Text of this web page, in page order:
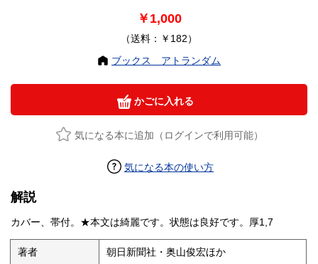
￥1,000
（送料：￥182）
ブックス アトランダム
かごに入れる
気になる本に追加（ログインで利用可能）
気になる本の使い方
解説
カバー、帯付。★本文は綺麗です。状態は良好です。厚1,7
著者 朝日新聞社・奥山俊宏ほか